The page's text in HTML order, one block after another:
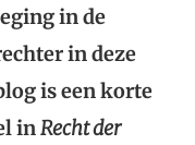
in de
in deze
is een korte
inRecht der